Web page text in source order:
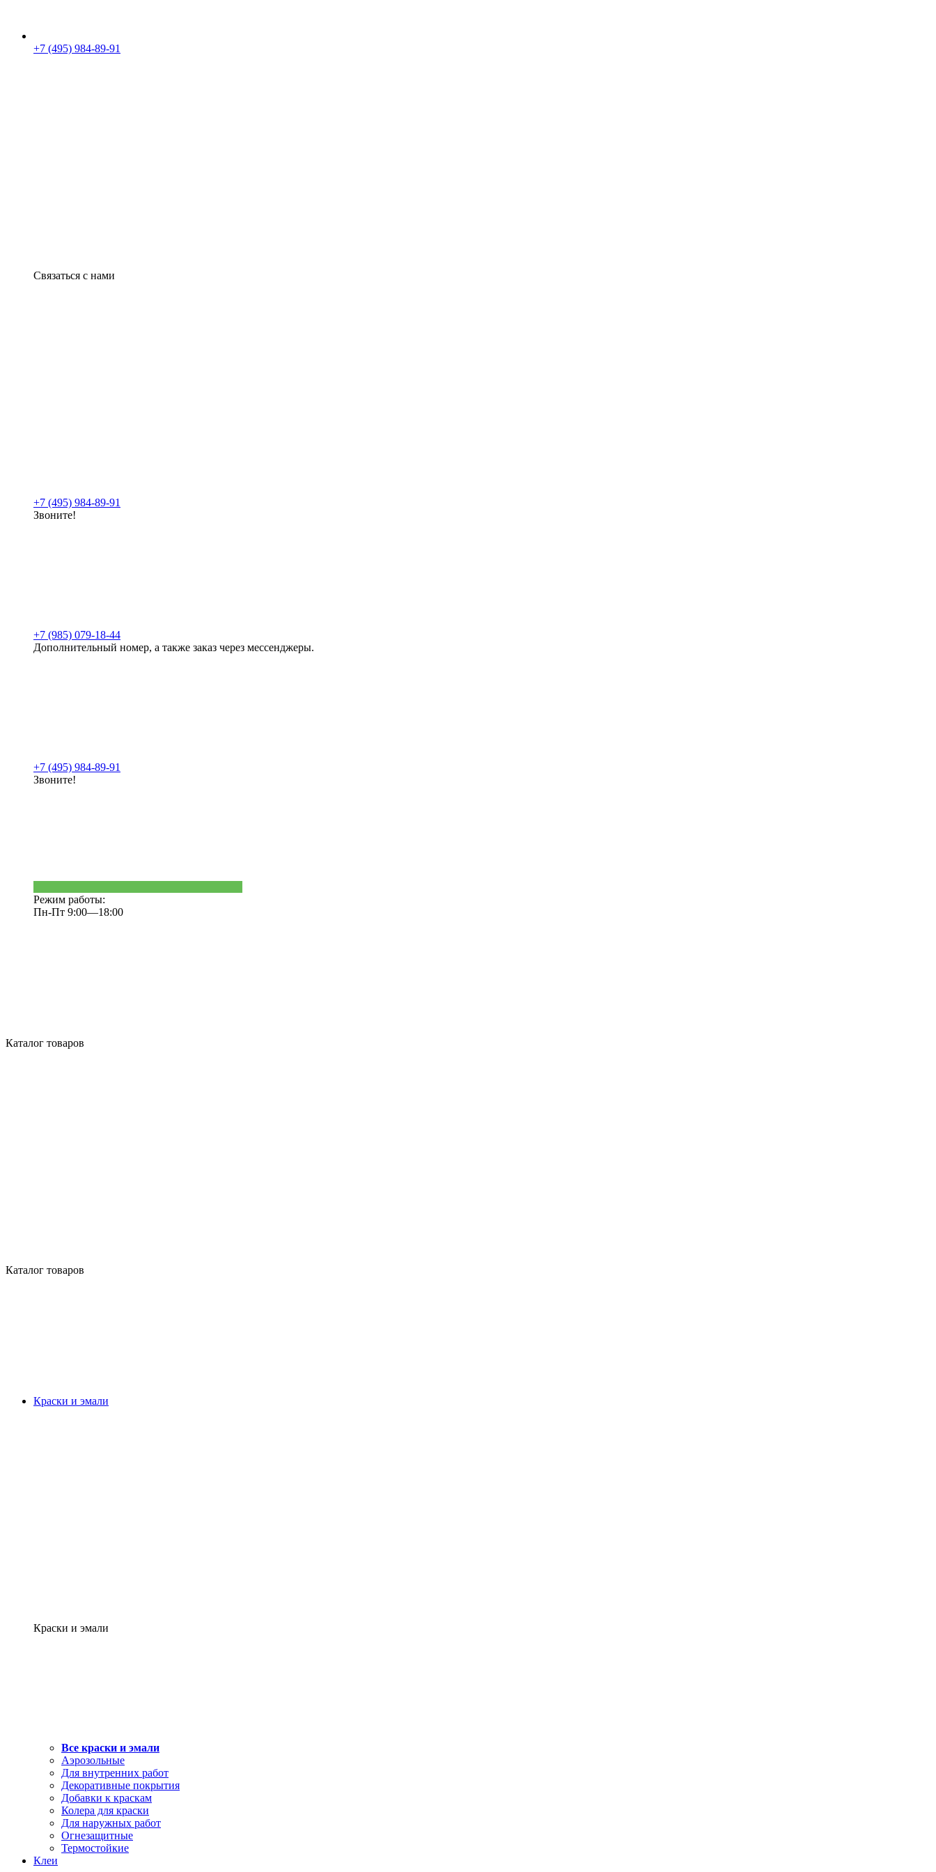
+7 (495) 984-89-91
Связаться с нами
+7 (495) 984-89-91
Звоните!
+7 (985) 079-18-44
Дополнительный номер, а также заказ через мессенджеры.
+7 (495) 984-89-91
Звоните!
Режим работы:
Пн-Пт 9:00—18:00
Каталог товаров
Каталог товаров
Краски и эмали
Краски и эмали
Все краски и эмали
Аэрозольные
Для внутренних работ
Декоративные покрытия
Добавки к краскам
Колера для краски
Для наружных работ
Огнезащитные
Термостойкие
Клеи